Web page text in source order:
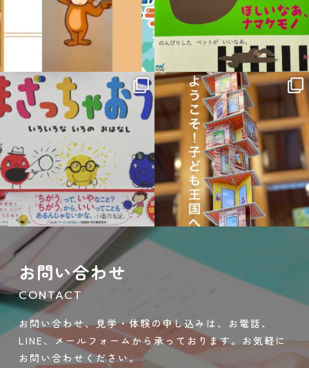
10月 19
sateraito_okazaki
9月 21
sateraito_okazaki
9月 14
お問い合わせ
CONTACT
お問い合わせ、見学・体験の申し込みは、お電話、
LINE、メールフォームから承っております。お気軽に
お問い合わせください。